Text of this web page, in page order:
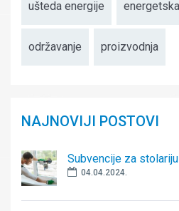
ušteda energije
održavanje proizvodnja
NAJNOVIJI POSTOVI
Subvencije za stolariju
04.04.2024.